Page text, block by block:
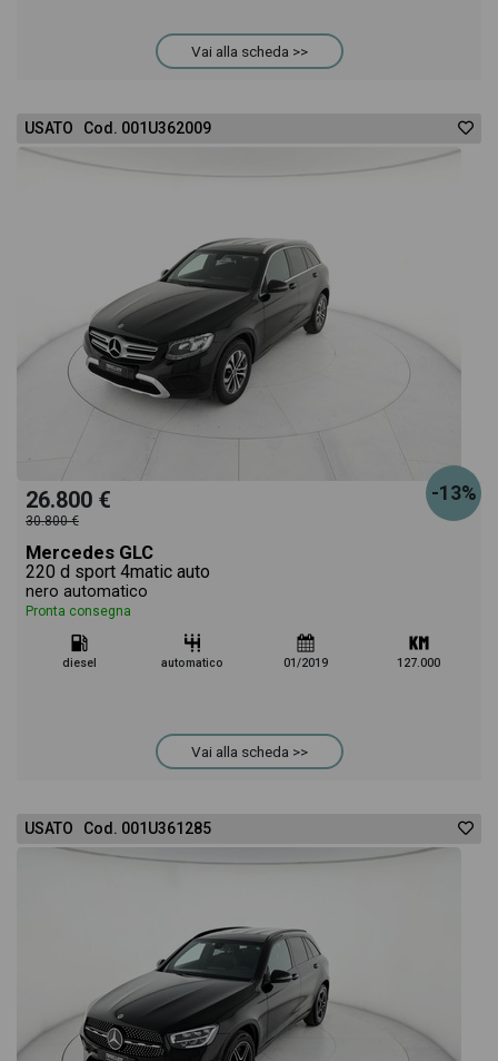
consigliata per l'acquisto del veicolo.
Vai alla scheda >>
USATO Cod. 001U362009
-13%
26.800 €
30.800 €
Mercedes GLC
220 d sport 4matic auto
nero automatico
Pronta consegna
diesel automatico 01/2019 127.000
Vai alla scheda >>
USATO Cod. 001U361285